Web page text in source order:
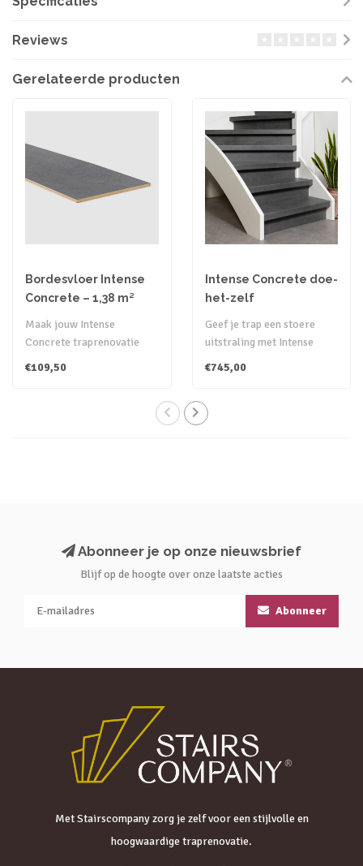
Reviews
Gerelateerde producten
Bordesvloer Intense
Concrete – 1,38 m²
Maak jouw Intense
Concrete traprenovatie
compleet met een
betonlook laminaatvloe..
€109,50
Intense Concrete doe-
het-zelf
traprenovatie set
Geef je trap een stoere
uitstraling met Intense
Concrete. De robuuste
betonlook ..
€745,00
Abonneer je op onze nieuwsbrief
Blijf op de hoogte over onze laatste acties
Abonneer
Met Stairscompany zorg je zelf voor een stijlvolle en
hoogwaardige traprenovatie.